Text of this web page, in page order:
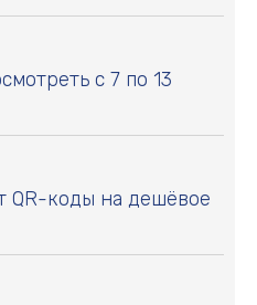
с 7 по 13
QR-коды на дешёвое